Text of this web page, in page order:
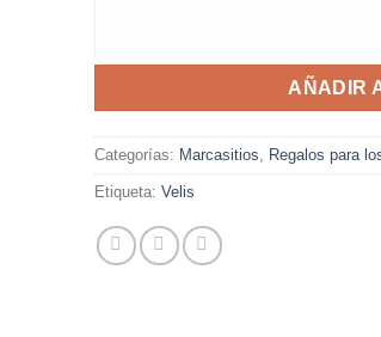
AÑADIR
Categorías: Marcasitios Regalos para
Etiqueta: Velis